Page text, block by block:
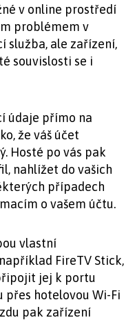
v online prostředí
problémem v
služba, ale zařízení,
souvislosti se i
údaje přímo na
že váš účet
Hosté po vás pak
nahlížet do vašich
případech
o vašem účtu.
vlastní
FireTV Stick,
jej k portu
hotelovou Wi-Fi
pak zařízení